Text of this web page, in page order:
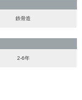
鉄骨造
2-6年